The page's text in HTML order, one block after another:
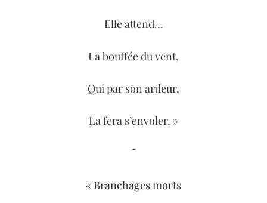
Elle attend…
La bouffée du vent,
Qui par son ardeur,
La fera s’envoler. »
˜
« Branchages morts